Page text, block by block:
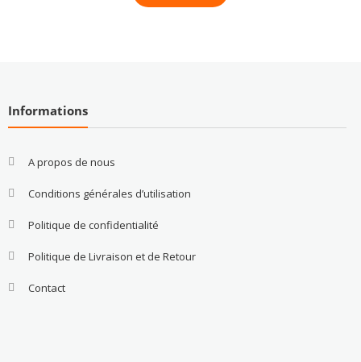
Informations
A propos de nous
Conditions générales d’utilisation
Politique de confidentialité
Politique de Livraison et de Retour
Contact